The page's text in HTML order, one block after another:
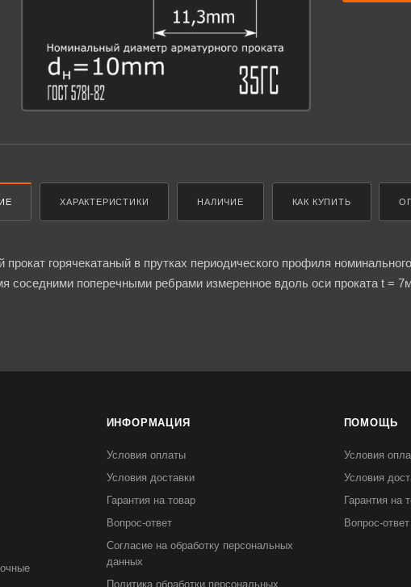
ХАРАКТЕРИСТИКИ НАЛИЧИЕ КАК КУПИТЬ
прокат горячекатаный в прутках периодического профиля
соседними поперечными ребрами измеренное вдоль оси проката t =
ИНФОРМАЦИЯ
Условия оплаты
Условия доставки
Гарантия на товар
Вопрос-ответ
Согласие на обработку персональных
данных
Политика обработки персональных
ПОМОЩЬ
Условия
Условия
Гарантия на
Вопрос-ответ